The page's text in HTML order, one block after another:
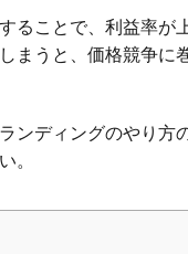
ることで、利益率
まうと、価格競争に
ンディングのやり
。